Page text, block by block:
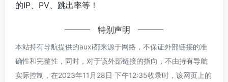
的IP、PV、跳出率等！
特别声明
本站持有导航提供的auxi都来源于网络，不保证外部链接的准
确性和完整性，同时，对于该外部链接的指向，不由持有导航
实际控制，在2023年11月28日 下午12:35收录时，该网页上的